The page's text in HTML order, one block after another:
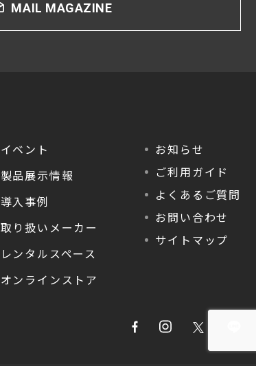
MAIL MAGAZINE
イベント
製品展示情報
導入事例
取り扱いメーカー
レンタルスペース
オンラインストア
お知らせ
ご利用ガイド
よくあるご質問
お問い合わせ
サイトマップ